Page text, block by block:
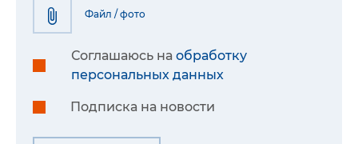
Файл / фото
Соглашаюсь на обработку
персональных данных
Подписка на новости